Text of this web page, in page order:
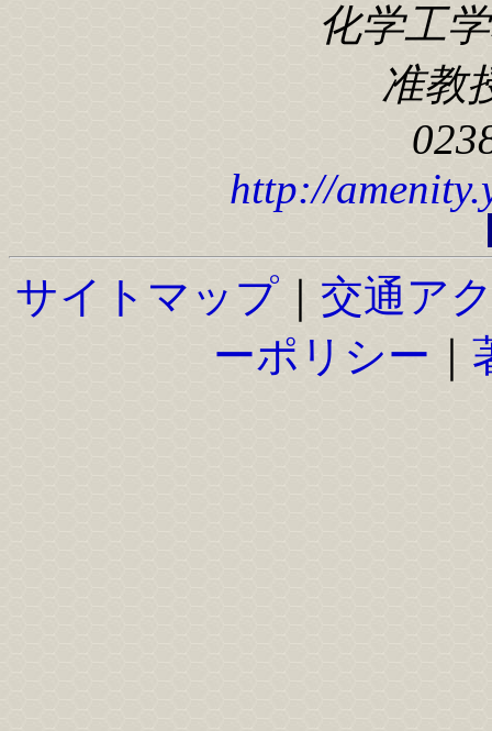
化学工
准教
http://
サイトマップ
交通ア
ーポリシー